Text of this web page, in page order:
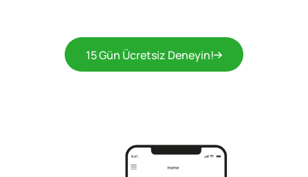
15 Gün Ücretsiz Deneyin!